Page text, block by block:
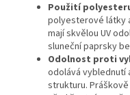
Použití
polyesterové látky
mají skvělou UV
sluneční paprsky
Odolnost proti
odolává vyblednutí
strukturu.